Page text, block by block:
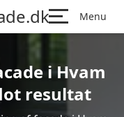
Menu
i Hvam
resultat